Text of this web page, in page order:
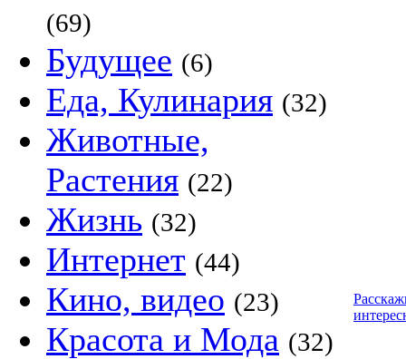
(69)
Будущее (6)
Еда, Кулинария (32)
Животные,
Растения (22)
Жизнь (32)
Интернет (44)
Кино, видео (23)
Красота и Мода (32)